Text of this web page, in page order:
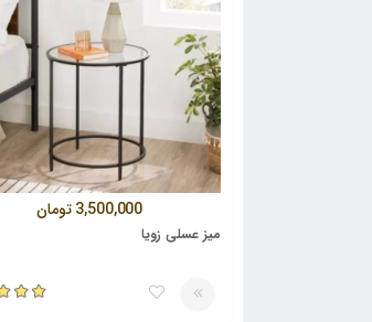
3,500,000 تومان
میز عسلی زویا